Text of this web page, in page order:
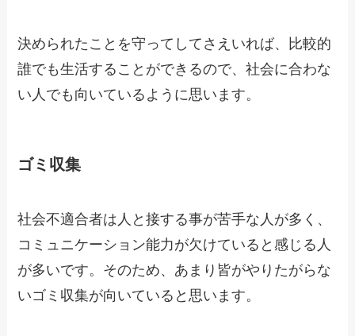
決められたことを守ってしてさえいれば、比較的
誰でも生活することができるので、社会に合わな
い人でも向いているように思います。
ゴミ収集
社会不適合者は人と接する事が苦手な人が多く、
コミュニケーション能力が欠けていると感じる人
が多いです。そのため、あまり皆がやりたがらな
いゴミ収集が向いていると思います。